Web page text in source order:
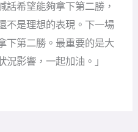
話希望能夠拿下第二勝，
不是理想的表現。下一場
下第二勝。最重要的是大
況影響，一起加油。」